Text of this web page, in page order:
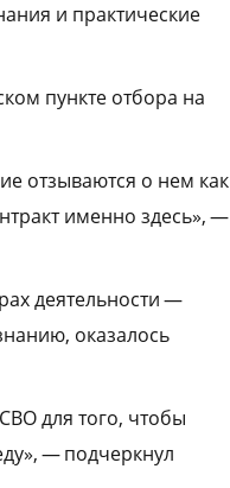
и практические
пункте отбора на
отзываются о нем как
именно здесь», —
деятельности —
оказалось
для того, чтобы
— подчеркнул